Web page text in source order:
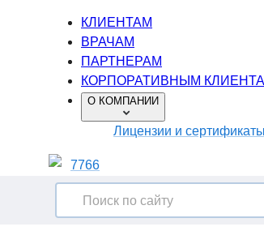
КЛИЕНТАМ
ВРАЧАМ
ПАРТНЕРАМ
КОРПОРАТИВНЫМ
О КОМПАНИИ
Лицензии и сертификаты
7766